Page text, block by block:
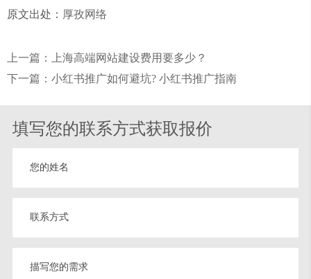
原文出处： 厚孜网络
上一篇：上海高端网站建设费用要多少？
下一篇：小红书推广如何避坑? 小红书推广指南
填写您的联系方式获取报价